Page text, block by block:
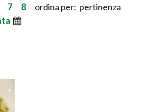
7 8 ordina per: pertinenza